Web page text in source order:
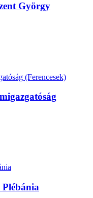
György
Plébánia